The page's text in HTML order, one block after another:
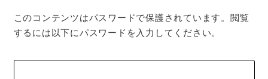
このコンテンツはパスワードで保護されています。閲覧
するには以下にパスワードを入力してください。